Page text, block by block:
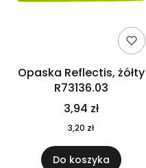
Opaska Reflectis, żółty
R73136.03
3,94 zł
3,20 zł
Do koszyka